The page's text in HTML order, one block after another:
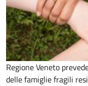
Regione Veneto
delle famiglie fragili